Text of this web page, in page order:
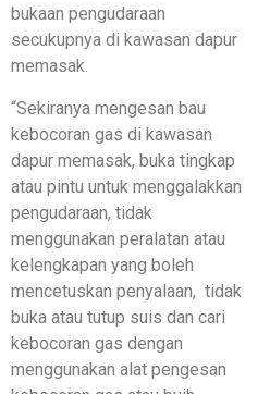
bukaan pengudaraan
secukupnya di kawasan dapur
memasak.
“Sekiranya mengesan bau
kebocoran gas di kawasan
dapur memasak, buka tingkap
atau pintu untuk menggalakkan
pengudaraan, tidak
menggunakan peralatan atau
kelengkapan yang boleh
mencetuskan penyalaan, tidak
buka atau tutup suis dan cari
kebocoran gas dengan
menggunakan alat pengesan